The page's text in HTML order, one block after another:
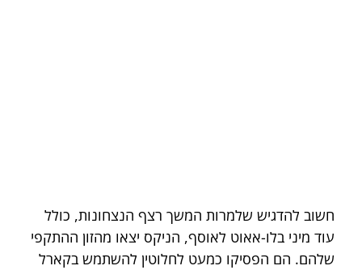
חשוב להדגיש שלמרות המשך רצף הנצחונות, כולל
עוד מיני בלו-אאוט לאוסף, הניקס יצאו מהזון ההתקפי
שלהם. הם הפסיקו כמעט לחלוטין להשתמש בקארל